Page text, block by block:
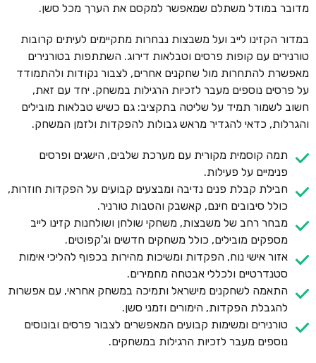
מדובר במודל משתלם שמאפשר למקסם את הערך מכל סשן.
במדור הקזינו לייב ועל משבצות נבחרות מתקיימים לעיתים קרובות
טורנירים עם קופות פרסים וטבלאות דירוג. השתתפות בטורנירים
מאפשרת להתחרות מול שחקנים אחרים, לצבור נקודות ולהתמודד
על פרסים נוספים מעבר לזכיות הרגילות במשחק. יחד עם זאת,
חשוב לשמור תמיד על שליטה בתקציב: גם כשיש טבלאות מובילים
והגרלות, כדאי להגדיר מראש גבולות להפקדות ולזמן המשחק.
תמה קוסמית מקורית עם מערכת שלבים, הישגים ופרסים
פנימיים על פעילות.
חבילת קבלת פנים נדיבה ומבצעים קבועים על הפקדות חוזרות,
כולל סיבובים חינם, קאשבק והטבות טורניר.
מבחר רחב של משבצות, משחקי שולחן ושולחנות קזינו לייב
מספקים מובילים, כולל משחקים חדשים וג'קפוטים.
אזור אישי נוח, הפקדות ומשיכות מהירות בכפוף להליכי אימות
סטנדרטיים ולכללי אבטחה מחמירים.
התאמה לשחקנים מישראל ותמיכה במשחק אחראי, עם אפשרות
להגבלת הפקדות, הימורים וזמני סשן.
טורנירים ומשימות קבועים המאפשרים לצבור פרסים ובונוסים
נוספים מעבר לזכיות הרגילות במשחקים.